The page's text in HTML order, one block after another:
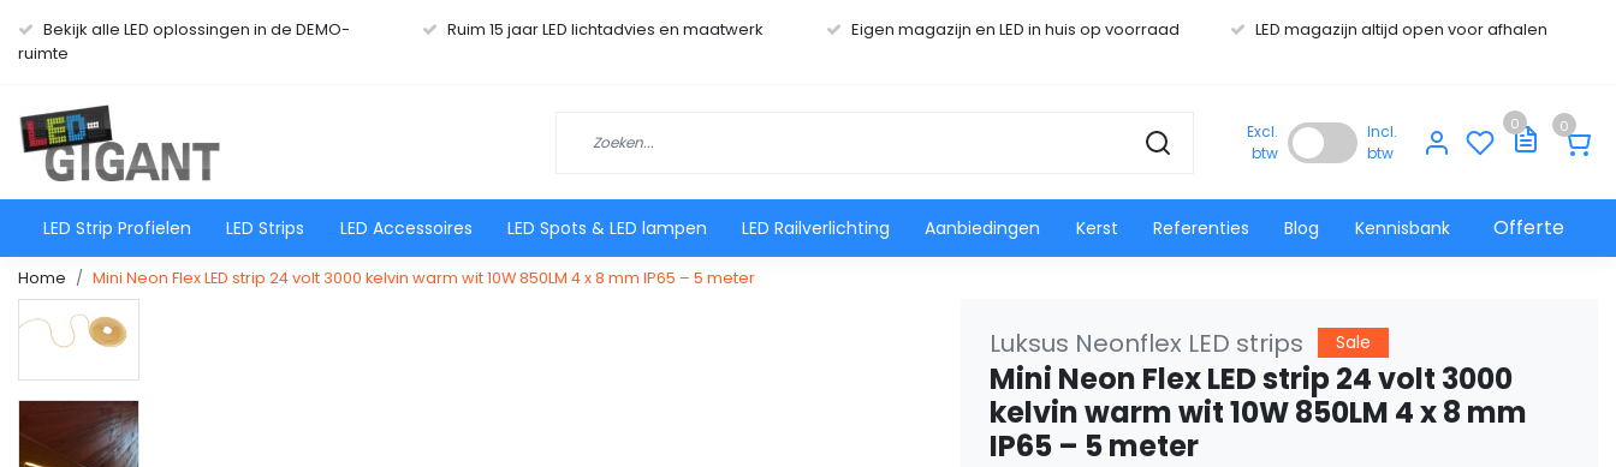
Bekijk alle LED oplossingen in de DEMO-
ruimte
Ruim 15 jaar LED lichtadvies en maatwerk Eigen magazijn en LED in huis op voorraad LED magazijn altijd open voor afhalen
Excl.
btw
Incl.
btw
0 0
LED Strip Profielen LED Strips LED Accessoires LED Spots & LED lampen LED Railverlichting Aanbiedingen Kerst Referenties Blog Kennisbank Offerte
Home Mini Neon Flex LED strip 24 volt 3000 kelvin warm wit 10W 850LM 4 x 8 mm IP65 – 5 meter
Luksus Neonflex LED strips Sale
Mini Neon Flex LED strip 24 volt 3000
kelvin warm wit 10W 850LM 4 x 8 mm
IP65 – 5 meter